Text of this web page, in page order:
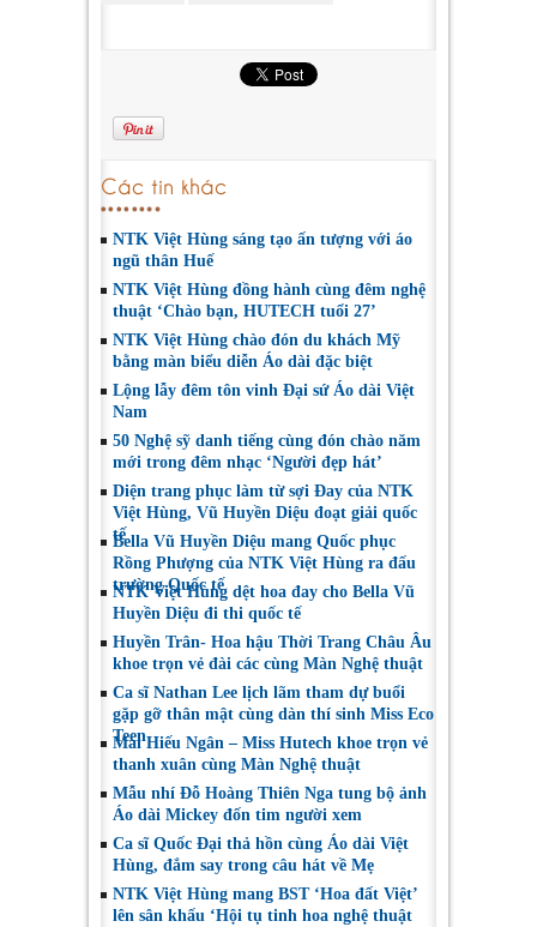
Các tin khác
NTK Việt Hùng sáng tạo ấn tượng với áo
ngũ thân Huế
NTK Việt Hùng đồng hành cùng đêm nghệ
thuật ‘Chào bạn, HUTECH tuổi 27’
NTK Việt Hùng chào đón du khách Mỹ
bằng màn biểu diễn Áo dài đặc biệt
Lộng lẫy đêm tôn vinh Đại sứ Áo dài Việt
Nam
50 Nghệ sỹ danh tiếng cùng đón chào năm
mới trong đêm nhạc ‘Người đẹp hát’
Diện trang phục làm từ sợi Đay của NTK
Việt Hùng, Vũ Huyền Diệu đoạt giải quốc
tế
Bella Vũ Huyền Diệu mang Quốc phục
Rồng Phượng của NTK Việt Hùng ra đấu
trường Quốc tế
NTK Việt Hùng dệt hoa đay cho Bella Vũ
Huyền Diệu đi thi quốc tế
Huyền Trân- Hoa hậu Thời Trang Châu Âu
khoe trọn vẻ đài các cùng Màn Nghệ thuật
Ca sĩ Nathan Lee lịch lãm tham dự buổi
gặp gỡ thân mật cùng dàn thí sinh Miss Eco
Teen
Mai Hiếu Ngân – Miss Hutech khoe trọn vẻ
thanh xuân cùng Màn Nghệ thuật
Mẫu nhí Đỗ Hoàng Thiên Nga tung bộ ảnh
Áo dài Mickey đốn tim người xem
Ca sĩ Quốc Đại thả hồn cùng Áo dài Việt
Hùng, đắm say trong câu hát về Mẹ
NTK Việt Hùng mang BST ‘Hoa đất Việt’
lên sân khấu ‘Hội tụ tinh hoa nghệ thuật